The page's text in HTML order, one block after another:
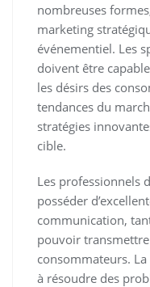
nombreuses
marketing
événementiel. Les
doivent être
les désirs des
tendances du
stratégies
cible.
Les professionnels
posséder
communication, tant
pouvoir
consommateurs.
à résoudre des